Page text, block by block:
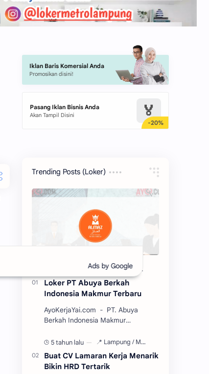
Iklan Baris Komersial Anda
Promosikan disini!
Pasang Iklan Bisnis Anda
Akan Tampil Disini 🏅
Trending Posts (Loker)
Loker PT Abuya Berkah
Indonesia Makmur Terbaru
AyoKerjaYai.com - PT. Abuya
Berkah Indonesia Makmur
Wirawan pada tahun 2017. Sebuah
perusahaan kuliner berkemb…
5 tahun lalu
Buat CV Lamaran Kerja Menarik
Bikin HRD Tertarik